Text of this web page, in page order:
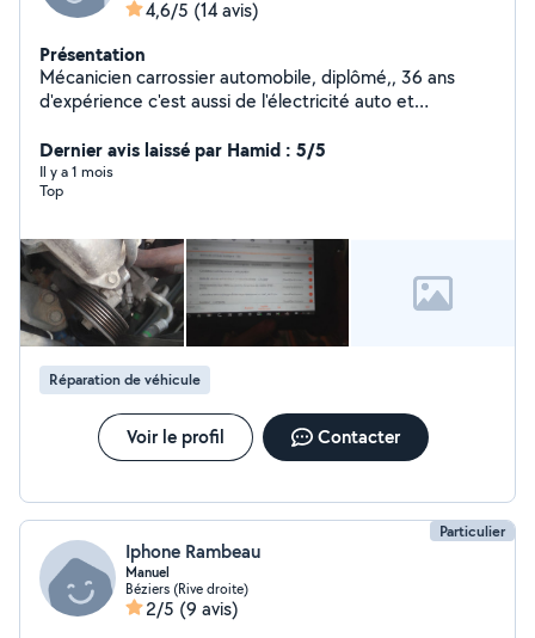
4,6/5 (14 avis)
Présentation
Mécanicien carrossier automobile, diplômé,, 36 ans
d'expérience c'est aussi de l'électricité auto et
Dernier avis laissé par Hamid : 5/5
Il y a 1 mois
Top
Réparation de véhicule
Voir le profil Contacter
Particulier
Iphone Rambeau
Manuel
Béziers (Rive droite)
2/5 (9 avis)